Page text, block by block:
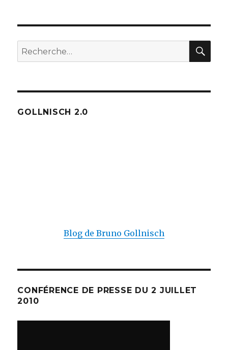
Recherche
pour :
GOLLNISCH 2.0
Blog de Bruno Gollnisch
CONFÉRENCE DE PRESSE DU 2 JUILLET
2010